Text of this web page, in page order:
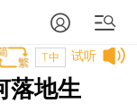
试听
T中
落地生